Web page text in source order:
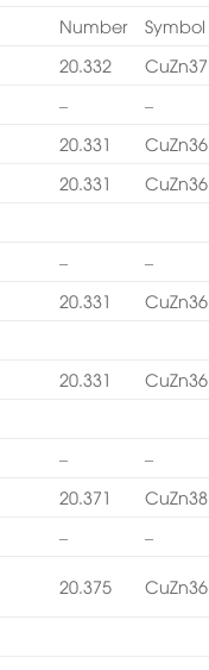
Number
Symbol
20.332
–
–
20.331
20.331
–
–
20.331
20.331
–
–
20.371
– –
20.375